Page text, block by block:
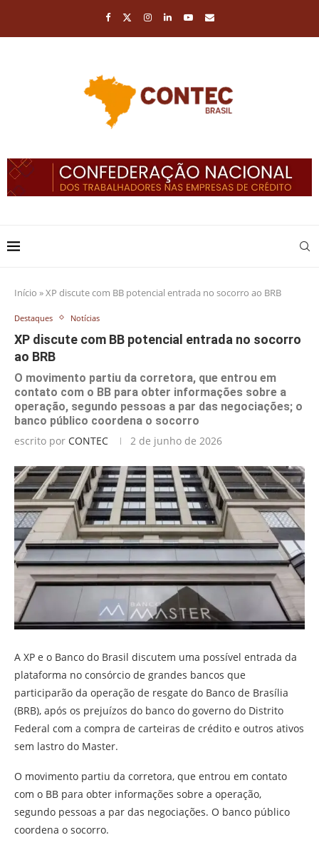
Início »XP discute com BB potencial entrada no socorro ao BRB
Destaques Notícias
XP discute com BB potencial entrada no socorro
ao BRB
O movimento partiu da corretora, que entrou em
contato com o BB para obter informações sobre a
operação, segundo pessoas a par das negociações; o
banco público coordena o socorro
escrito por CONTEC 2 de junho de 2026
A XP e o Banco do Brasil discutem uma possível entrada da
plataforma no consórcio de grandes bancos que
participarão da operação de resgate do Banco de Brasília
(BRB), após os prejuízos do banco do governo do Distrito
Federal com a compra de carteiras de crédito e outros ativos
sem lastro do Master.
O movimento partiu da corretora, que entrou em contato
com o BB para obter informações sobre a operação,
segundo pessoas a par das negociações. O banco público
coordena o socorro.